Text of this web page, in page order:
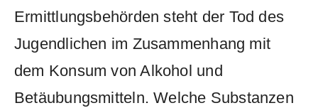
Ermittlungsbehörden steht der Tod des
Jugendlichen im Zusammenhang mit
dem Konsum von Alkohol und
Betäubungsmitteln. Welche Substanzen